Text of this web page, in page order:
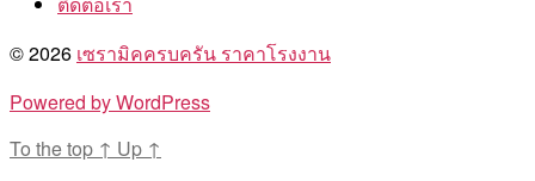
© 2026 เซรามิคครบครัน ราคาโรงงาน
Powered by WordPress
To the top ↑ Up ↑